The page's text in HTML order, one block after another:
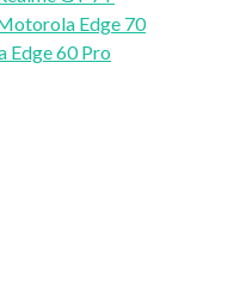
Edge 70
Edge 60 Pro